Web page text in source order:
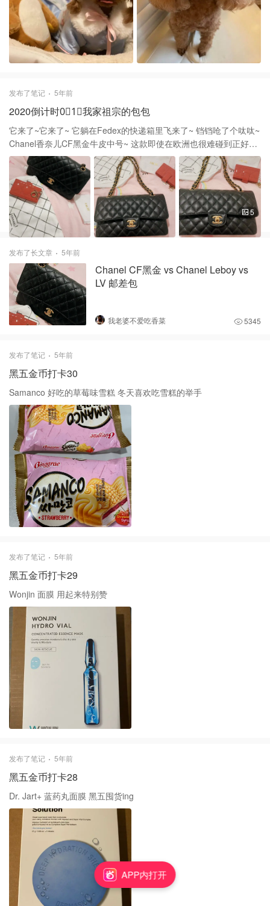
发布了笔记 5年前
2020倒计时0⃣️1⃣️我家祖宗的包包
它来了~它来了~ 它躺在Fedex的快递箱里飞来了~ 铛铛呛了个呔呔~
Chanel香奈儿CF黑金牛皮中号~ 这款即使在欧洲也很难碰到正好有
现货~ 现在欧洲封城~ 北美的香奈儿很多经典款更是极度缺货plus~
老婆在家足足等了1个月~ 终于等到你~加钱抢到了你~ 真的是要多不
容易就有多不容易嗷~ 老婆满眼热泪盈眶~ 我也热泪盈眶（其实是因
为贵 所以我心疼的热泪盈眶） 老婆前几年太喜欢leboy了，就买了
款不容易不撞大街的颜色~ 然后今年突然就喜欢cf黑金喜欢的不得
了，好吧，祖宗喜欢就买买买~~~ 还值得提的就是她的包里我最喜
欢的就是LV这款邮差包~ 百搭~百搭~百搭~抗造~抗造~抗造~ CF是
香奶奶家最经典款之一~ 看看它~颗粒感满满~光泽度爆棚~ 不论怎么
搭配都很好看~ 深色衣服~浅色衣服~ 可斜背~也可以单肩背~ 单肩背
尺寸感觉是最舒服的~ 只要你背上它~你就是你们大街上最靓的仔仔
~ 要多女人就有多女人~哇哦~嗷嗷~ 这款CF黑金~我觉得她值得你收
藏~ 它一次次的涨价~从不等你~ 如果预算够的话~ 相信我~不论五年
还是十年~CF都是值得你买下来的~ 越晚买价钱越高~姐妹们~心动
不如行动~
5
发布了长文章 5年前
Chanel CF黑金 vs Chanel Leboy vs
LV 邮差包
我老婆不爱吃香菜 5345
发布了笔记 5年前
黑五金币打卡30
Samanco 好吃的草莓味雪糕 冬天喜欢吃雪糕的举手
发布了笔记 5年前
黑五金币打卡29
Wonjin 面膜 用起来特别赞
发布了笔记 5年前
黑五金币打卡28
Dr. Jart+ 蓝药丸面膜 黑五囤货ing
APP内打开